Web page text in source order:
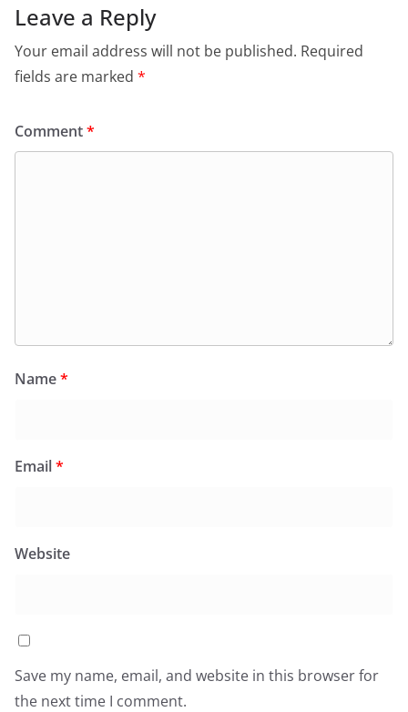
Leave a Reply
Your email address will not be published. Required
fields are marked *
Comment*
Name*
Email*
Website
Save my name, email, and website in this browser for
the next time I comment.